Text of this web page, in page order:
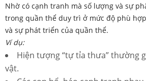
Nhờ có cạnh tranh mà số lượng và sự
trong quần thể duy trì ở mức độ phù
và sự phát triển của quần thể.
Ví dụ:
Hiện tượng “tự tỉa thưa” thường
vật.